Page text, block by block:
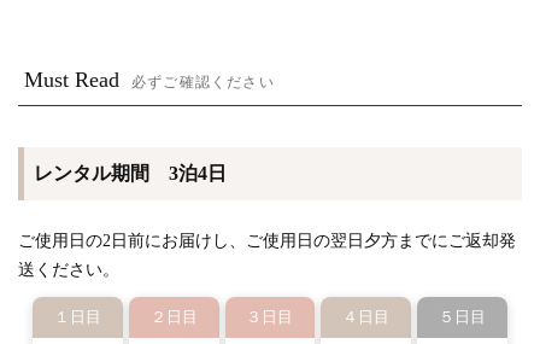
Must Read 必ずご確認ください
レンタル期間 3泊4日
ご使用日の2日前にお届けし、ご使用日の翌日夕方までにご返却発
送ください。
１日目 ２日目 ３日目 ４日目 ５日目